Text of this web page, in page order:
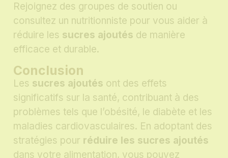
Rejoignez des groupes de soutien ou
consultez un nutritionniste pour vous aider à
réduire les sucres ajoutés de manière
efficace et durable.
Conclusion
Les sucres ajoutés ont des effets
significatifs sur la santé, contribuant à des
problèmes tels que l’obésité, le diabète et les
maladies cardiovasculaires. En adoptant des
stratégies pour réduire les sucres ajoutés
dans votre alimentation, vous pouvez